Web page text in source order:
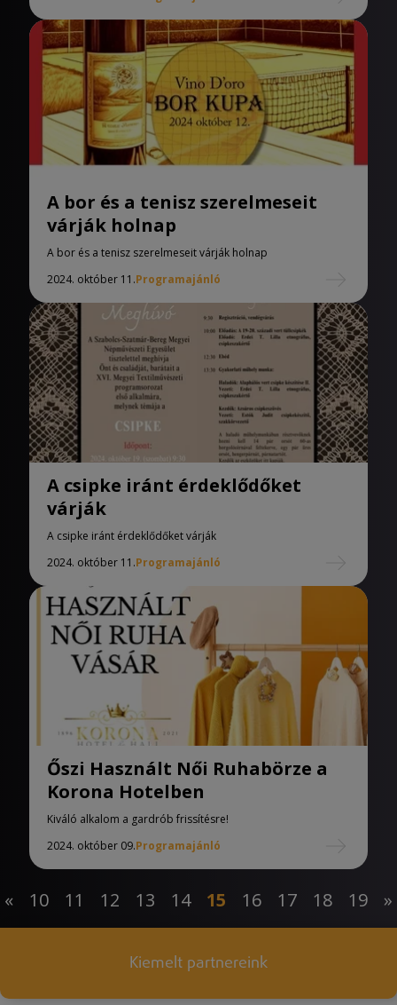
A bor és a tenisz szerelmeseit
várják holnap
A bor és a tenisz szerelmeseit várják holnap
2024. október 11.Programajánló
A csipke iránt érdeklődőket
várják
A csipke iránt érdeklődőket várják
2024. október 11.Programajánló
Őszi Használt Női Ruhabörze a
Korona Hotelben
Kiváló alkalom a gardrób frissítésre!
2024. október 09.Programajánló
« 10 11 12 13 14 15 16 17 18 19 »
Kiemelt partnereink